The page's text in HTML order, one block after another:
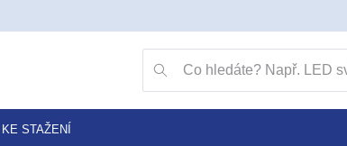
KE STAŽENÍ